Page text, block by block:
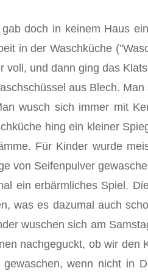
doch in keinem Haus
in der Waschküche
und dann ging das
aus Blech.
wusch sich immer mit
hing ein kleiner
Für Kin­der wurde
von Seifenpulver
ein erbärmliches Spiel.
was es dazumal auch
wuschen sich am
nachgeguckt, ob wir den
wenn nicht in